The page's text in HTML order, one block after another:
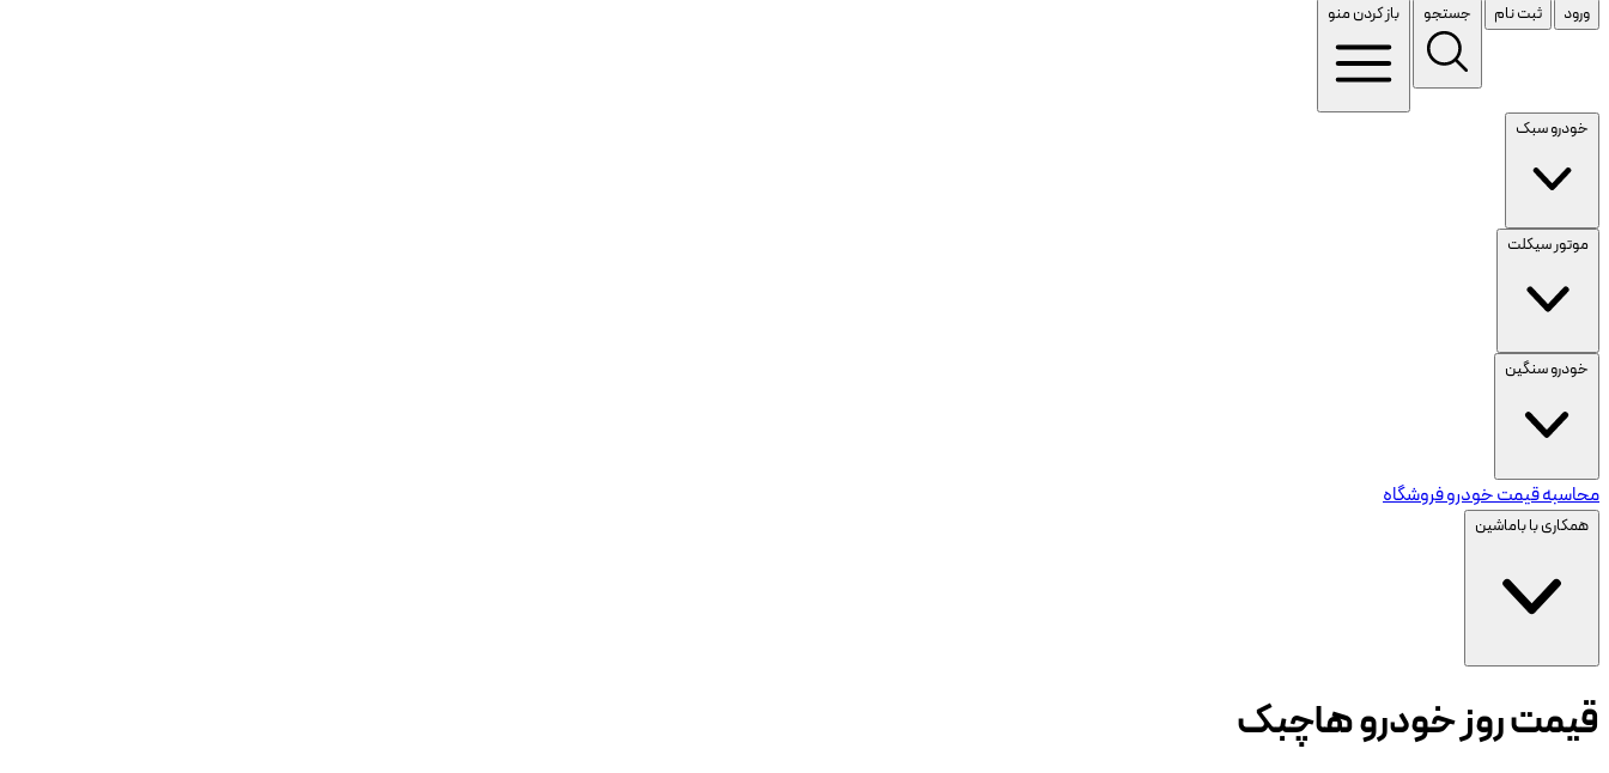
ورود ثبت نام جستجو باز کردن منو
خودرو سبک
موتور سیکلت
خودرو سنگین
محاسبه قیمت خودروفروشگاه
همکاری با باماشین
قیمت روز خودروهاچبک